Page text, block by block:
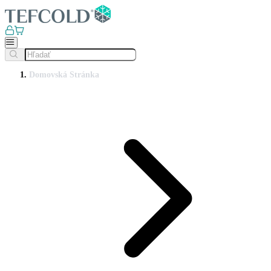
Domovská Stránka